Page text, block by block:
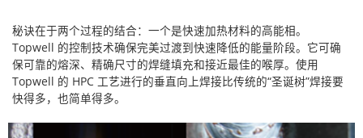
秘诀在于两个过程的结合：一个是快速加热材料的高能相。
Topwell 的控制技术确保完美过渡到快速降低的能量阶段。它可确
保可靠的熔深、精确尺寸的焊缝填充和接近最佳的喉厚。使用
Topwell 的 HPC 工艺进行的垂直向上焊接比传统的“圣诞树”焊接要
快得多，也简单得多。